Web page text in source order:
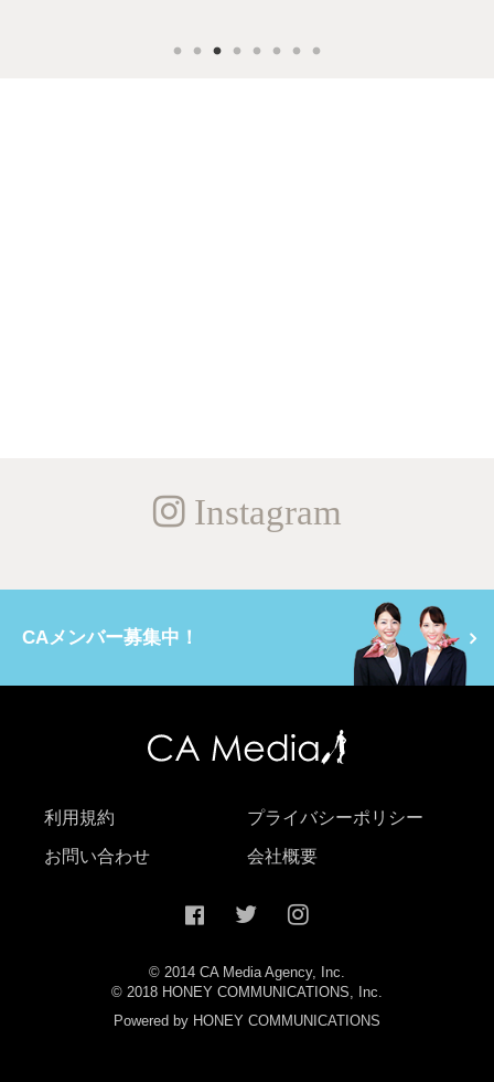
Instagram
CAメンバー募集中！
利用規約 プライバシーポリシー
お問い合わせ 会社概要
© 2014 CA Media Agency, Inc.
© 2018 HONEY COMMUNICATIONS, Inc.
Powered by HONEY COMMUNICATIONS